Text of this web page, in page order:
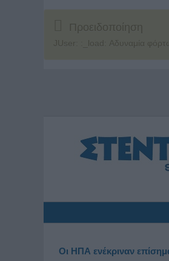
Προειδοποίηση
JUser: :_load: Αδυναμία
Οι ΗΠΑ ενέκριναν